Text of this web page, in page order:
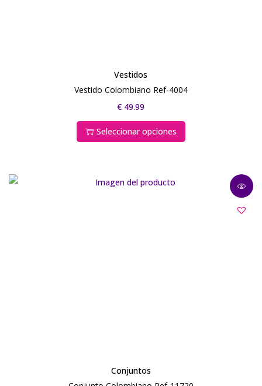
Vestidos
Vestido Colombiano Ref-4004
€ 49.99
Seleccionar opciones
Conjuntos